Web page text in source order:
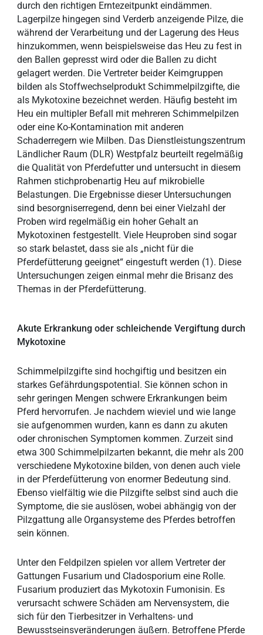
durch den richtigen Erntezeitpunkt eindämmen.
Lagerpilze hingegen sind Verderb anzeigende Pilze, die
während der Verarbeitung und der Lagerung des Heus
hinzukommen, wenn beispielsweise das Heu zu fest in
den Ballen gepresst wird oder die Ballen zu dicht
gelagert werden. Die Vertreter beider Keimgruppen
bilden als Stoffwechselprodukt Schimmelpilzgifte, die
als Mykotoxine bezeichnet werden. Häufig besteht im
Heu ein multipler Befall mit mehreren Schimmelpilzen
oder eine Ko-Kontamination mit anderen
Schaderregern wie Milben. Das Dienstleistungszentrum
Ländlicher Raum (DLR) Westpfalz beurteilt regelmäßig
die Qualität von Pferdefutter und untersucht in diesem
Rahmen stichprobenartig Heu auf mikrobielle
Belastungen. Die Ergebnisse dieser Untersuchungen
sind besorgniserregend, denn bei einer Vielzahl der
Proben wird regelmäßig ein hoher Gehalt an
Mykotoxinen festgestellt. Viele Heuproben sind sogar
so stark belastet, dass sie als „nicht für die
Pferdefütterung geeignet“ eingestuft werden (1). Diese
Untersuchungen zeigen einmal mehr die Brisanz des
Themas in der Pferdefütterung.
Akute Erkrankung oder schleichende Vergiftung durch
Mykotoxine
Schimmelpilzgifte sind hochgiftig und besitzen ein
starkes Gefährdungspotential. Sie können schon in
sehr geringen Mengen schwere Erkrankungen beim
Pferd hervorrufen. Je nachdem wieviel und wie lange
sie aufgenommen wurden, kann es dann zu akuten
oder chronischen Symptomen kommen. Zurzeit sind
etwa 300 Schimmelpilzarten bekannt, die mehr als 200
verschiedene Mykotoxine bilden, von denen auch viele
in der Pferdefütterung von enormer Bedeutung sind.
Ebenso vielfältig wie die Pilzgifte selbst sind auch die
Symptome, die sie auslösen, wobei abhängig von der
Pilzgattung alle Organsysteme des Pferdes betroffen
sein können.
Unter den Feldpilzen spielen vor allem Vertreter der
Gattungen Fusarium und Cladosporium eine Rolle.
Fusarium produziert das Mykotoxin Fumonisin. Es
verursacht schwere Schäden am Nervensystem, die
sich für den Tierbesitzer in Verhaltens- und
Bewusstseinsveränderungen äußern. Betroffene Pferde